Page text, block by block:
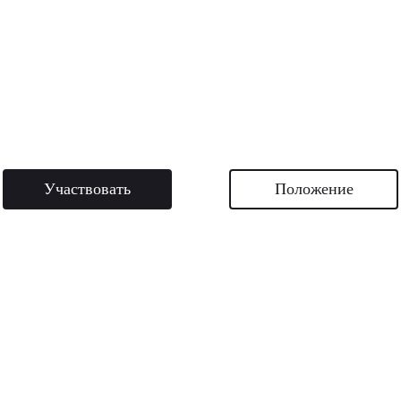
Участвовать Положение